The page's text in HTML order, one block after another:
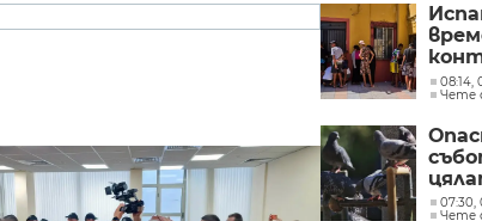
и08:14,
Чете
07:30,
Чете